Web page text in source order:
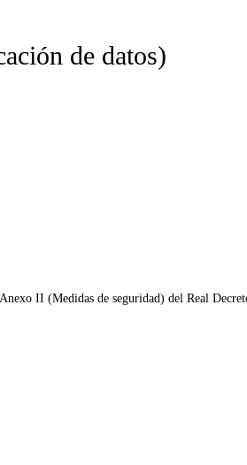
de datos)
II (Medidas de seguridad) del Real